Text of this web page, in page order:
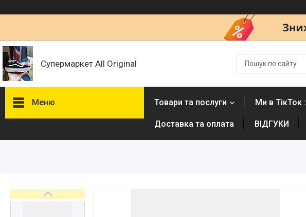
Супермаркет All Original
Меню Товари та послуги Ми в ТікТок :
Доставка та оплата ВІДГУКИ